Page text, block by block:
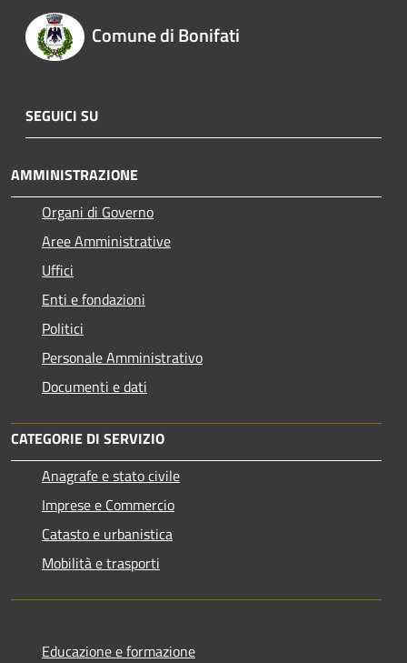
Comune di Bonifati
SEGUICI SU
AMMINISTRAZIONE
Organi di Governo
Aree Amministrative
Uffici
Enti e fondazioni
Politici
Personale Amministrativo
Documenti e dati
CATEGORIE DI SERVIZIO
Anagrafe e stato civile
Imprese e Commercio
Catasto e urbanistica
Mobilità e trasporti
Educazione e formazione